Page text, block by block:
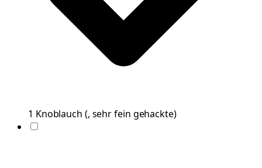
1 Knoblauch (, sehr fein gehackte)